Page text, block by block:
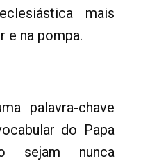
mais
e na pompa.
palavra-chave
do Papa
sejam nunca